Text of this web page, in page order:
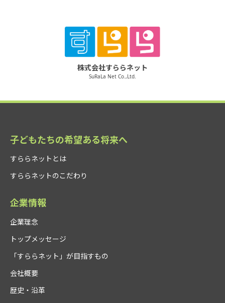
株式会社すららネット
SuRaLa Net Co.,Ltd.
子どもたちの希望ある将来へ
すららネットとは
すららネットのこだわり
企業情報
企業理念
トップメッセージ
「すららネット」が目指すもの
会社概要
歴史・沿革